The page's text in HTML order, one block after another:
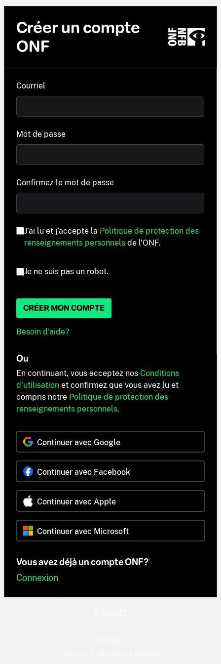
Créer un compte
ONF
Courriel
Mot de passe
Confirmez le mot de passe
J’ai lu et j’accepte la Politique de protection des
renseignements personnels de l’ONF.
Je ne suis pas un robot.
CRÉER MON COMPTE
Besoin d'aide?
Ou
En continuant, vous acceptez nos Conditions
d'utilisation et confirmez que vous avez lu et
compris notre Politique de protection des
renseignements personnels.
Continuer avec Google
Continuer avec Facebook
Continuer avec Apple
Continuer avec Microsoft
Vous avez déjà un compte ONF?
Connexion